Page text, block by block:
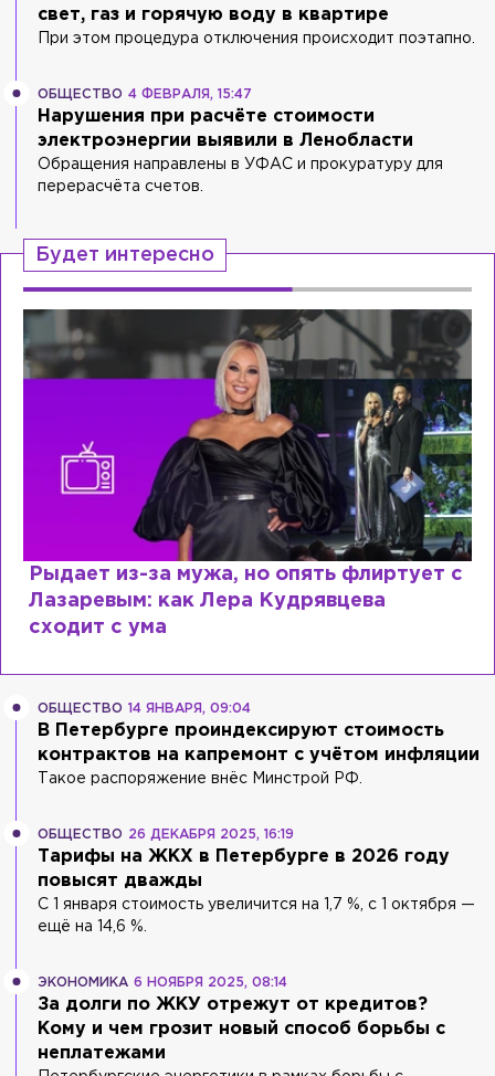
свет, газ и горячую воду в квартире
При этом процедура отключения происходит поэтапно.
ОБЩЕСТВО 4 ФЕВРАЛЯ, 15:47
Нарушения при расчёте стоимости
электроэнергии выявили в Ленобласти
Обращения направлены в УФАС и прокуратуру для
перерасчёта счетов.
Будет интересно
Рыдает из-за мужа, но опять флиртует с
Лазаревым: как Лера Кудрявцева
сходит с ума
ОБЩЕСТВО 14 ЯНВАРЯ, 09:04
В Петербурге проиндексируют стоимость
контрактов на капремонт с учётом инфляции
Такое распоряжение внёс Минстрой РФ.
ОБЩЕСТВО 26 ДЕКАБРЯ 2025, 16:19
Тарифы на ЖКХ в Петербурге в 2026 году
повысят дважды
С 1 января стоимость увеличится на 1,7 %, с 1 октября —
ещё на 14,6 %.
ЭКОНОМИКА 6 НОЯБРЯ 2025, 08:14
За долги по ЖКУ отрежут от кредитов?
Кому и чем грозит новый способ борьбы с
неплатежами